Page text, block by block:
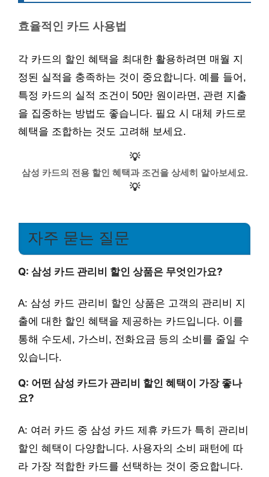
효율적인 카드 사용법
각 카드의 할인 혜택을 최대한 활용하려면 매월 지
정된 실적을 충족하는 것이 중요합니다. 예를 들어,
특정 카드의 실적 조건이 50만 원이라면, 관련 지출
을 집중하는 방법도 좋습니다. 필요 시 대체 카드로
혜택을 조합하는 것도 고려해 보세요.
💡
삼성 카드의 전용 할인 혜택과 조건을 상세히 알아보세요.
💡
자주 묻는 질문
Q: 삼성 카드 관리비 할인 상품은 무엇인가요?
A: 삼성 카드 관리비 할인 상품은 고객의 관리비 지
출에 대한 할인 혜택을 제공하는 카드입니다. 이를
통해 수도세, 가스비, 전화요금 등의 소비를 줄일 수
있습니다.
Q: 어떤 삼성 카드가 관리비 할인 혜택이 가장 좋나
요?
A: 여러 카드 중 삼성 카드 제휴 카드가 특히 관리비
할인 혜택이 다양합니다. 사용자의 소비 패턴에 따
라 가장 적합한 카드를 선택하는 것이 중요합니다.